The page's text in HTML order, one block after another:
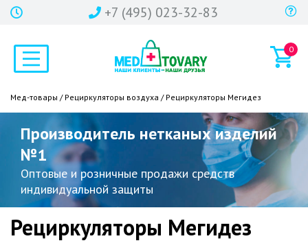
+7 (495) 023-32-83
0
Мед-товары / Рециркуляторы воздуха / Рециркуляторы Мегидез
Производитель нетканых изделий
№1
Оптовые и розничные продажи средств
индивидуальной защиты
Рециркуляторы Мегидез